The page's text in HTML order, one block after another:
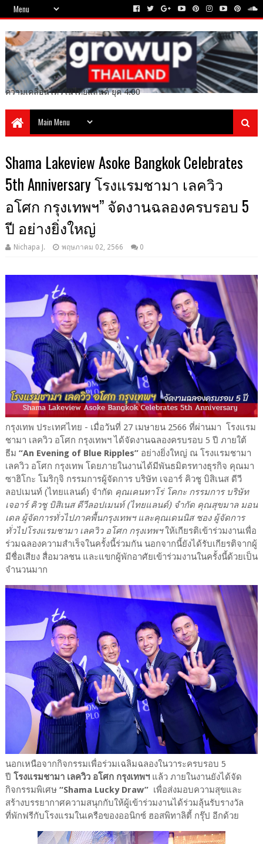
ความเคลื่อนไหวในไทยแลนด์ ยุค 4.00
Shama Lakeview Asoke Bangkok Celebrates
5th Anniversary โรงแรมชามา เลควิว
อโศก กรุงเทพฯ” จัดงานฉลองครบรอบ 5
ปี อย่างยิ่งใหญ่
Nichapa J. พฤษภาคม 02, 2566 0
กรุงเทพ ประเทศไทย - เมื่อวันที่ 27 เมษายน 2566 ที่ผ่านมา โรงแรม
ชามา เลควิว อโศก กรุงเทพฯ ได้จัดงานฉลองครบรอบ 5 ปี ภายใต้
ธีม “An Evening of Blue Ripples”อย่างยิ่งใหญ่ ณ โรงแรมชามา
เลควิว อโศก กรุงเทพ โดยภายในงานได้มีพันธมิตรทางธุรกิจ คุณ​มา
ซาฮิโกะ โมริกุจิ กรรมการผู้จัดการ บริษัท เจอาร์ คิวชู บิสิเนส ดีวี
ลอปเมนท์ (ไทยแลนด์) จำกัด คุณ​เคนทาโร่ โคกะ กรรมการ บริษัท
เจอาร์ คิวชู บิสิเนส ดีวีลอปเมนท์ (ไทยแลนด์) จำกัด คุณสุขมาล มอน
เดล ผู้จัดการทั่วไปภาคพื้นกรุงเทพฯ และคุณเดนนิส ชอง ผู้จัดการ
ทั่วไปโรงแรมชามา เลควิว อโศก กรุงเทพฯให้เกียรติเข้าร่วมงานเพื่อ
ร่วมฉลองความสำเร็จในครั้งนี้ร่วมกัน นอกจากนี้ยังได้รับเกียรติจากผู้
มีชื่อเสียง สื่อมวลชน และแขกผู้พักอาศัยเข้าร่วมงานในครั้งนี้ด้วยเป็น
จำนวนมาก
นอกเหนือจากกิจกรรมเพื่อร่วมเฉลิมฉลองในวาระครบรอบ 5
ปี โรงแรมชามา เลควิว อโศก กรุงเทพฯ แล้ว ภายในงานยังได้จัด
กิจกรรมพิเศษ“Shama Lucky Draw”เพื่อส่งมอบความสุขและ
สร้างบรรยากาศความสนุกกับให้ผู้เข้าร่วมงานได้ร่วมลุ้นรับรางวัล
ที่พักฟรีกับโรงแรมในเครือของออนิกซ์ ฮอสพิทาลิตี้ กรุ๊ป อีกด้วย